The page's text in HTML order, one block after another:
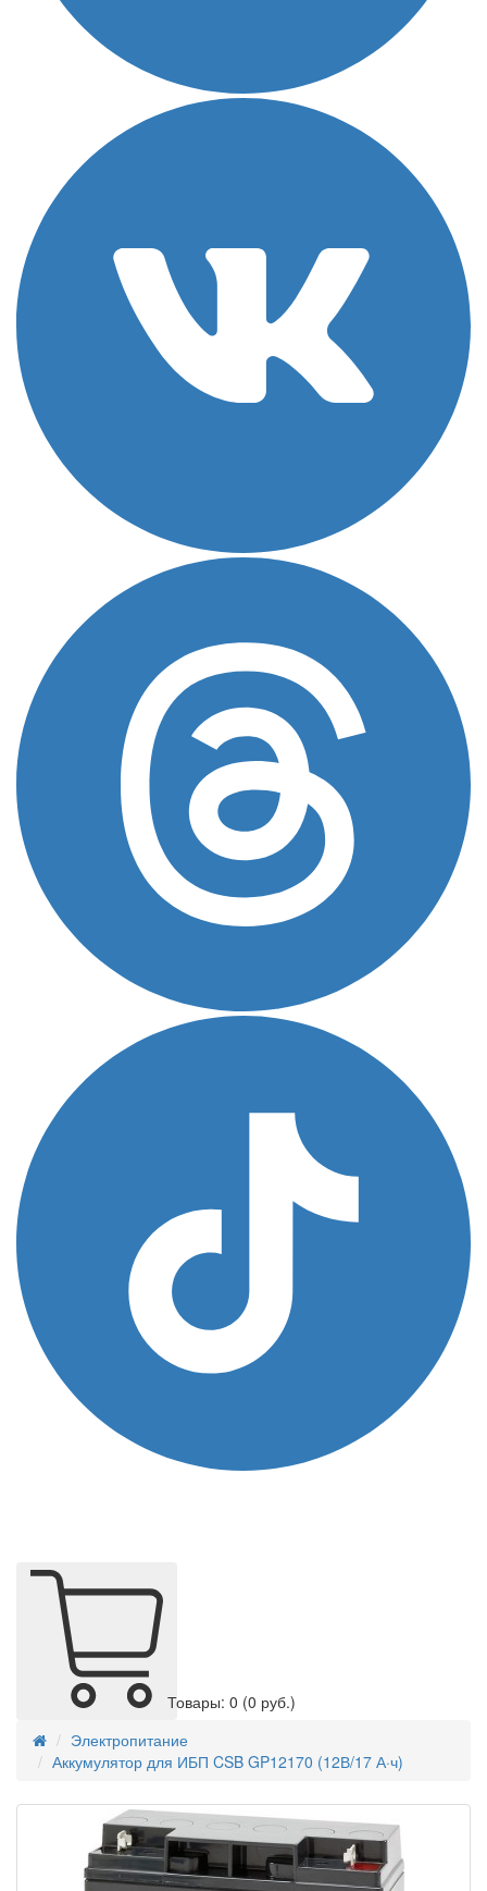
Товары: 0 (0 руб.)
Электропитание
Аккумулятор для ИБП CSB GP12170 (12В/17 А·ч)